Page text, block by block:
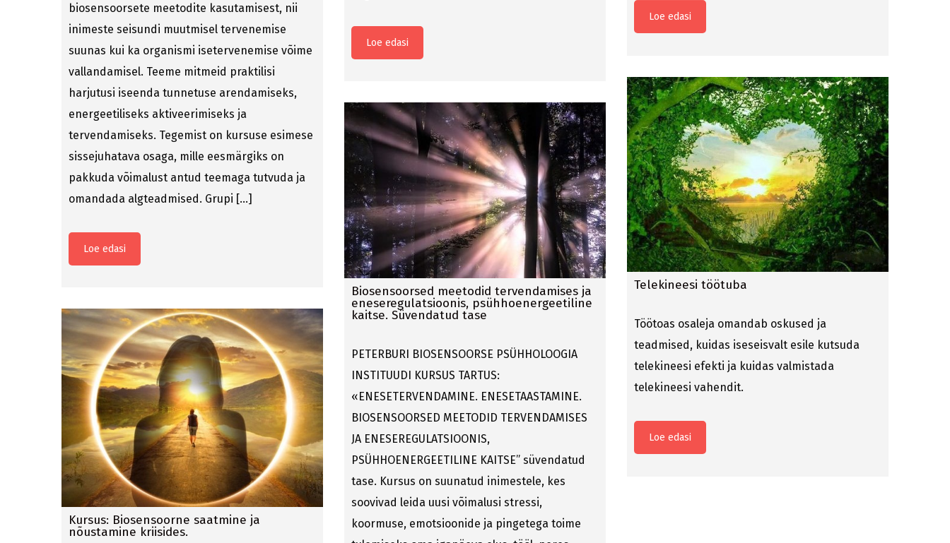
biosensoorsete meetodite kasutamisest, nii
inimeste seisundi muutmisel tervenemise
suunas kui ka organismi isetervenemise võime
vallandamisel. Teeme mitmeid praktilisi
harjutusi iseenda tunnetuse arendamiseks,
energeetiliseks aktiveerimiseks ja
tervendamiseks. Tegemist on kursuse esimese
sissejuhatava osaga, mille eesmärgiks on
pakkuda võimalust antud teemaga tutvuda ja
omandada algteadmised. Grupi […]
Loe edasi
Loe edasi
Loe edasi
Telekineesi töötuba
Töötoas osaleja omandab oskused ja
teadmised, kuidas iseseisvalt esile kutsuda
telekineesi efekti ja kuidas valmistada
telekineesi vahendit.
Loe edasi
Biosensoorsed meetodid tervendamises ja
eneseregulatsioonis, psühhoenergeetiline
kaitse. Süvendatud tase
PETERBURI BIOSENSOORSE PSÜHHOLOOGIA
INSTITUUDI KURSUS TARTUS:
«ENESETERVENDAMINE. ENESETAASTAMINE.
BIOSENSOORSED MEETODID TERVENDAMISES
JA ENESEREGULATSIOONIS,
PSÜHHOENERGEETILINE KAITSE” süvendatud
tase. Kursus on suunatud inimestele, kes
soovivad leida uusi võimalusi stressi,
koormuse, emotsioonide ja pingetega toime
Kursus: Biosensoorne saatmine ja
nõustamine kriisides.